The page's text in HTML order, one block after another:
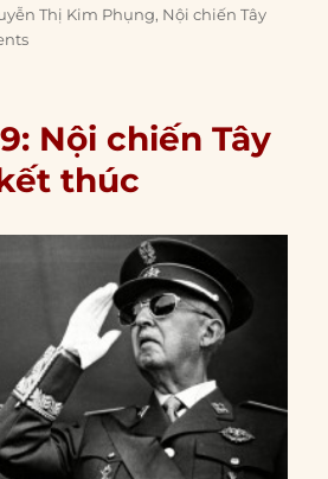
Thị Kim Phụng, Nội chiến Tây
Nội chiến Tây
thúc